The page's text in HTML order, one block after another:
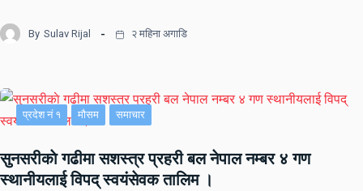
By Sulav Rijal २ महिना अगाडि
प्रदेश नं १ मौसम समाचार
सुनसरीकाे गढीमा सशस्त्र प्रहरी बल नेपाल नम्बर ४ गण
स्थानीयलाई विपद् स्वयंसेवक तालिम ।